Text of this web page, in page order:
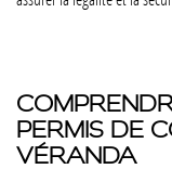
PERMIS DE
VÉRANDA